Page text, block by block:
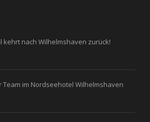
kehrt nach Wilhelmshaven zurück!
im Nordseehotel Wilhelmshaven